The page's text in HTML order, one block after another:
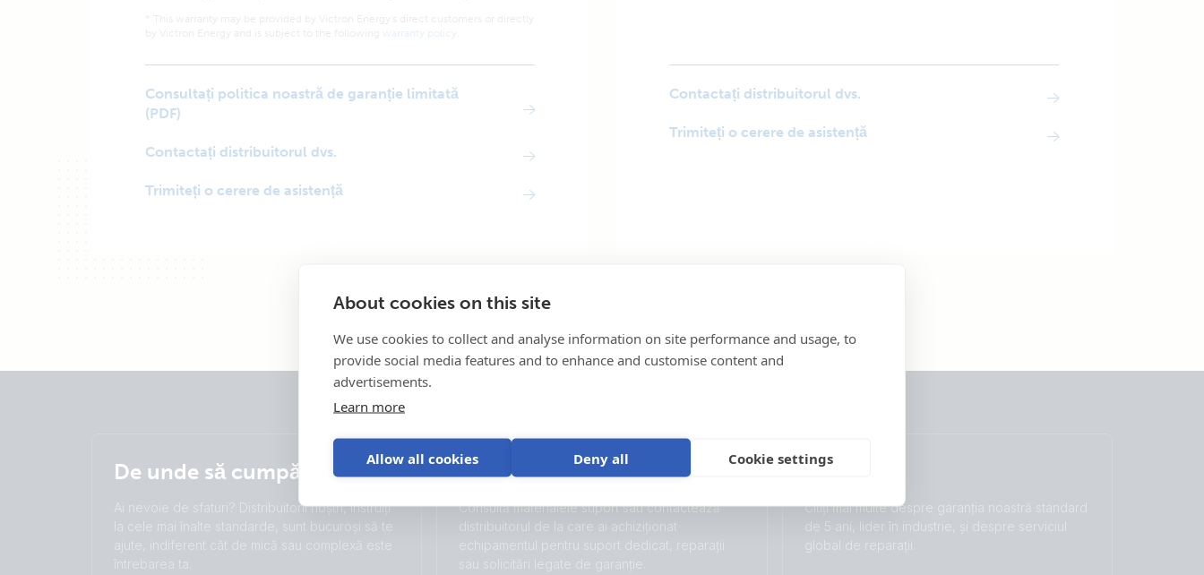
About cookies on this site
We use cookies to collect and analyse information on site performance and usage, to
provide social media features and to enhance and customise content and
advertisements.
Learn more
Allow all cookies Deny all Cookie settings
warranty policy
Consultați politica noastră de garanție limitată
(PDF)
Contactați distribuitorul dvs.
Trimiteți o cerere de asistență
Contactați distribuitorul dvs.
Trimiteți o cerere de asistență
Change language
Čeština
Dansk
Español
Français
Italiano
Magyar
Nederlands
Norsk
I agree to receive the newsletter and accept
De unde să cumpărați
Ai nevoie de sfaturi? Distribuitorii noștri, instruiți
la cele mai înalte standarde, sunt bucuroși să te
ajute, indiferent cât de mică sau complexă este
întrebarea ta.
Asistență
Consultă materialele suport sau contactează
distribuitorul de la care ai achiziționat
echipamentul pentru suport dedicat, reparații
sau solicitări legate de garanție.
Garanție
Citiți mai multe despre garanția noastră standard
de 5 ani, lider în industrie, și despre serviciul
global de reparații.